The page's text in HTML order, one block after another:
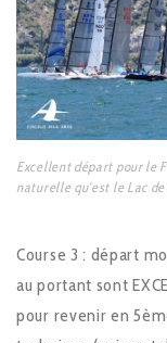
Excellent départ pour le
naturelle qu’est le Lac
Course 3 : départ
au portant sont
pour revenir en